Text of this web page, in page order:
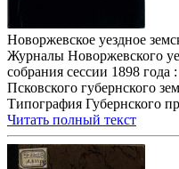
Новоржевское уездное
Журналы Новоржевского
собрания сессии 1898
Псковского губернского
Типография Губернского
Читать полный текст